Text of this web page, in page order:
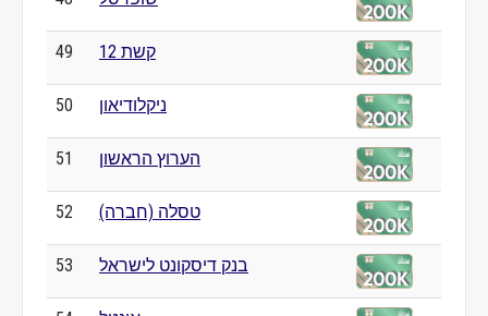
49 קשת 12
50 ניקלודיאון
51 הערוץ הראשון
52 טסלה (חברה)
53 בנק דיסקונט לישראל